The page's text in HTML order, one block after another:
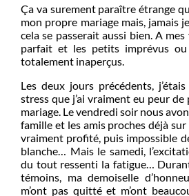
Ça va surement paraître étrange
mon propre mariage mais, jamais
cela se passerait aussi bien. A
parfait et les petits imprévus ou
totalement inaperçus.
Les deux jours précédents,
stress que j’ai vraiment eu peur de
mariage. Le vendredi soir nous
famille et les amis proches déjà sur
vraiment profité, puis impossible
blanche… Mais le samedi,
du tout ressenti la fatigue…
témoins, ma demoiselle
m’ont pas quitté et m’ont